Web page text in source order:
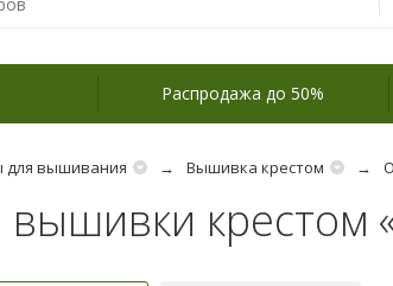
Распродажа до 50%
для вышивания Вышивка крестом